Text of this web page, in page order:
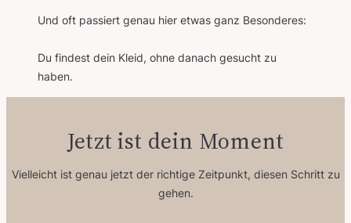
Und oft passiert genau hier etwas ganz Besonderes:
Du findest dein Kleid, ohne danach gesucht zu
haben.
Jetzt ist dein Moment
Vielleicht ist genau jetzt der richtige Zeitpunkt, diesen Schritt zu
gehen.